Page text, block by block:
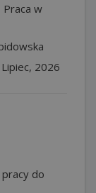
Praca w
2026
do